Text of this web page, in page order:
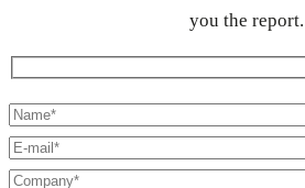
you the report.